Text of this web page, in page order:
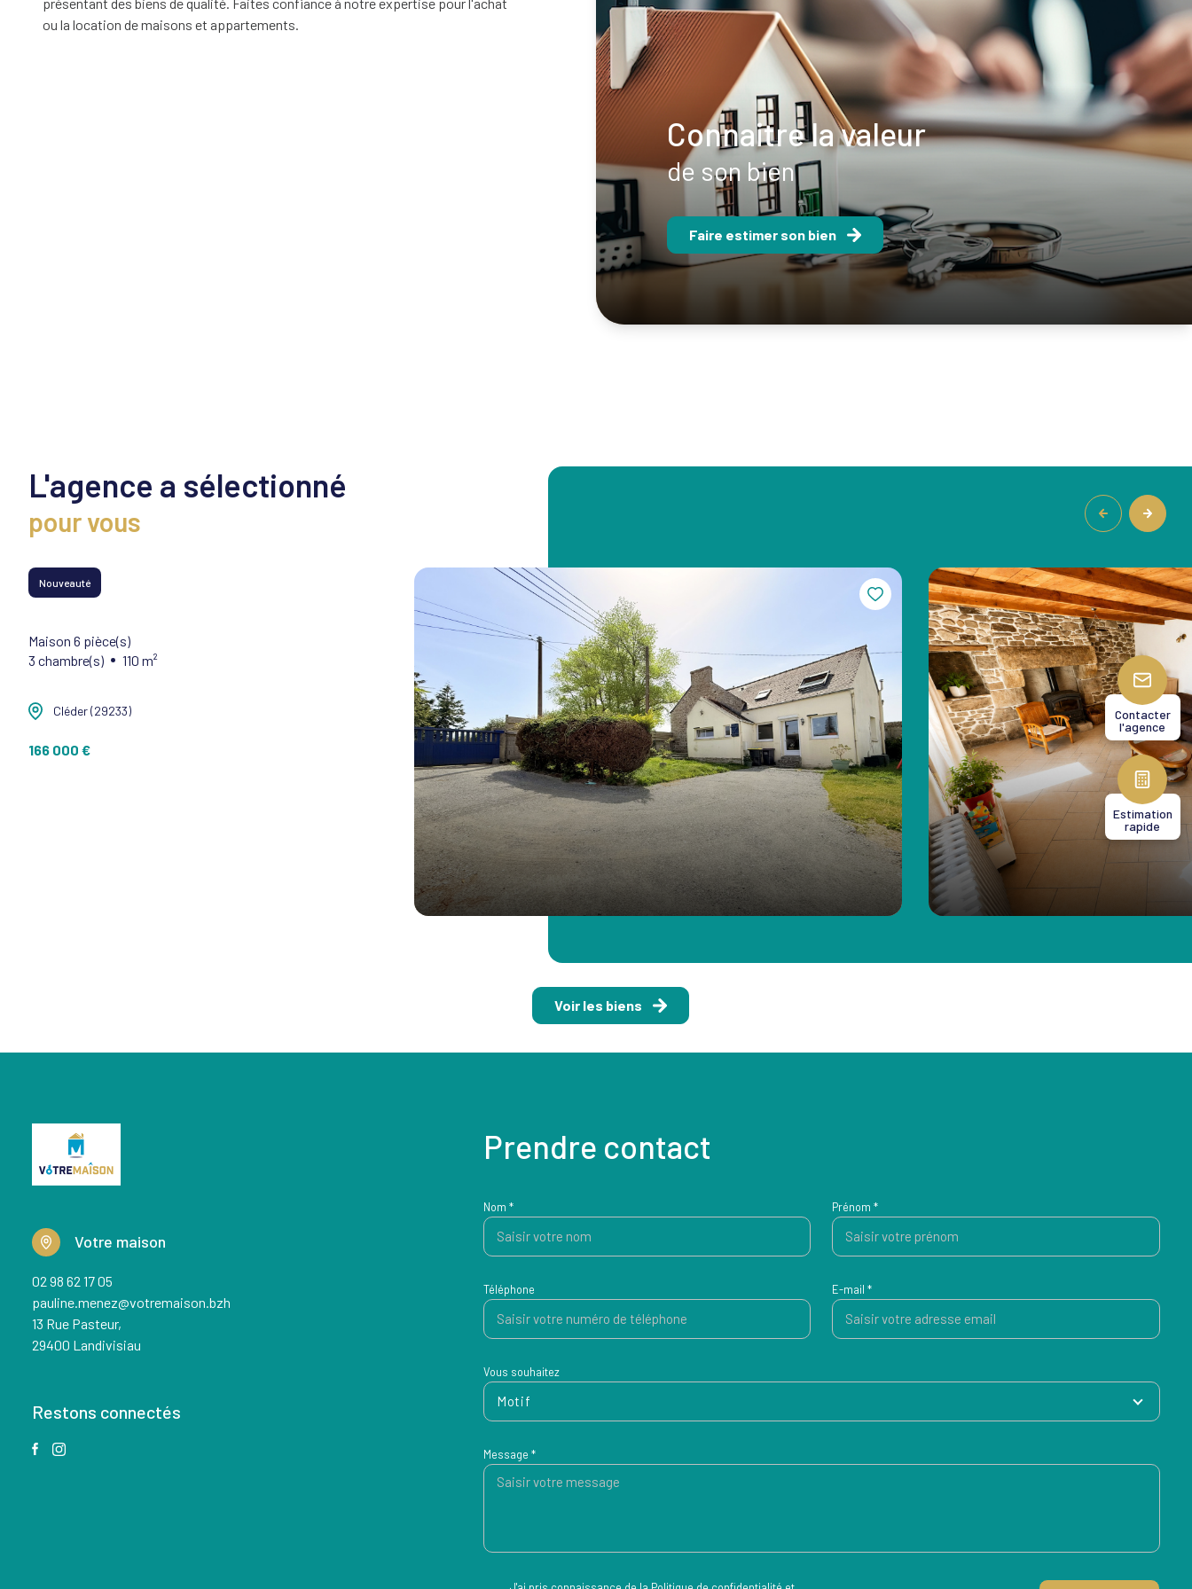
Connaitre la valeur
de son bien
Faire estimer son bien
ou la location de maisons et appartements.
L'agence a sélectionné
pour vous
Nouveauté
Maison de village 4 pièce(s)
2 chambre(s)
58 m²
Morlaix (29600)
137 500 €
2
chambre(s)
134
m²
Voir les biens
Contacter
l'agence
Estimation
rapide
Prendre contact
Nom * Prénom *
Téléphone E-mail *
Vous souhaitez
Motif
Message *
Votre maison
02 98 62 17 05
pauline.menez@votremaison.bzh
13 Rue Pasteur,
29400 Landivisiau
Restons connectés